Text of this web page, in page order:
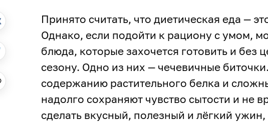
Принято считать, что диетическая еда —
Однако, если подойти к рациону с умом,
блюда, которые захочется готовить и без
сезону. Одно из них — чечевичные
содержанию растительного белка и
надолго сохраняют чувство сытости и не
сделать вкусный, полезный и лёгкий